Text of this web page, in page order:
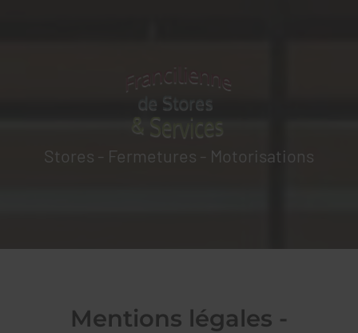
Stores - Fermetures - Motorisations
Mentions légales -